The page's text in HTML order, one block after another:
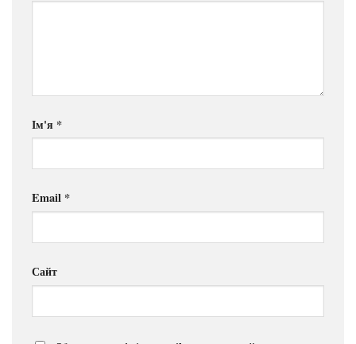
Ім'я *
Email *
Сайт